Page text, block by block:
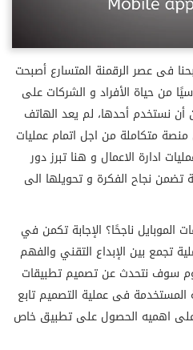
فى عصر الرقمنة المتسارع أصبحت
من حياة الأفراد و الشركات على
نستخدم أحدها، لم يعد الهاتف
متكاملة من اجل اتمام عمليات
ادارة الاعمال و هنا تبرز دور
نجاح الفكرة و تحويلها الى
ناجحًا؟ الإجابة تكمن في
تجمع بين الإبداع التقني والفهم
سوف نتحدث عن تصميم تطبيقات
المستخدمة فى عملية التصميم تابع
على اهميه الحصول على تطبيق خاص